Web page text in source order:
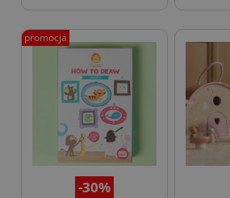
-30%
promocja